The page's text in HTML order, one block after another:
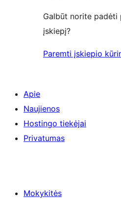
Galbūt norite padėti
įskiepį?
Paremti įskiepio
Apie
Naujienos
Hostingo tiekėjai
Privatumas
Mokykitės